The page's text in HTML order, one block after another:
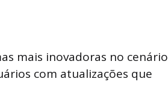
mais inovadoras no cenário
com atualizações que